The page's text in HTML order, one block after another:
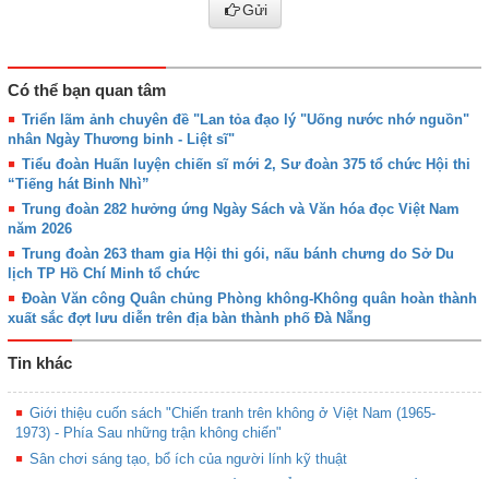
Gửi
Có thể bạn quan tâm
Triển lãm ảnh chuyên đề "Lan tỏa đạo lý "Uống nước nhớ nguồn"
nhân Ngày Thương binh - Liệt sĩ"
Tiểu đoàn Huấn luyện chiến sĩ mới 2, Sư đoàn 375 tổ chức Hội thi
“Tiếng hát Binh Nhì”
Trung đoàn 282 hưởng ứng Ngày Sách và Văn hóa đọc Việt Nam
năm 2026
Trung đoàn 263 tham gia Hội thi gói, nấu bánh chưng do Sở Du
lịch TP Hồ Chí Minh tổ chức
Đoàn Văn công Quân chủng Phòng không-Không quân hoàn thành
xuất sắc đợt lưu diễn trên địa bàn thành phố Đà Nẵng
Tin khác
Giới thiệu cuốn sách "Chiến tranh trên không ở Việt Nam (1965-
1973) - Phía Sau những trận không chiến"
Sân chơi sáng tạo, bổ ích của người lính kỹ thuật